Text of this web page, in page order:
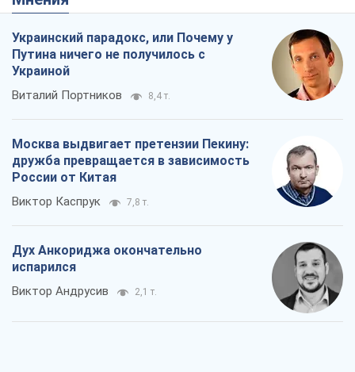
Украинский парадокс, или Почему у
Путина ничего не получилось с
Украиной
Виталий Портников 8,4 т.
Москва выдвигает претензии Пекину:
дружба превращается в зависимость
России от Китая
Виктор Каспрук 7,8 т.
Дух Анкориджа окончательно
испарился
Виктор Андрусив 2,1 т.